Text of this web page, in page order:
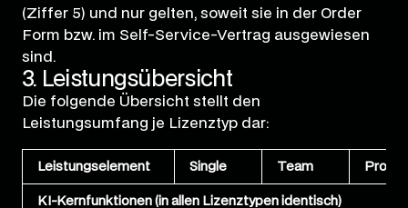
(Ziffer 5) und nur gelten, soweit sie in der Order
Form bzw. im Self-Service-Vertrag ausgewiesen
sind.
3. Leistungsübersicht
Die folgende Übersicht stellt den
Leistungsumfang je Lizenztyp dar:
Leistungselement Single Team Pro
KI-Kernfunktionen (in allen Lizenztypen identisch)